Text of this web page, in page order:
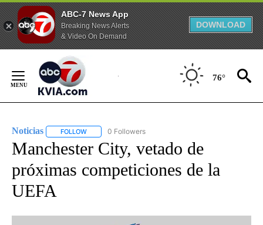
ABC-7 News App
Breaking News Alerts
& Video On Demand
DOWNLOAD
Content
76°
Noticias FOLLOW FOLLOW "NOTICIAS" TO RECEIVE NOTIFICATIONS
0 Followers
Manchester City, vetado de
próximas competiciones de la
UEFA